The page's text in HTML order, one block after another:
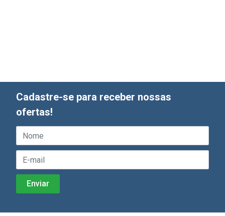
Cadastre-se para receber nossas
ofertas!